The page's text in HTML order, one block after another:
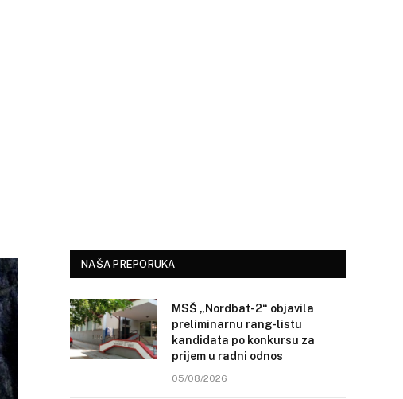
NAŠA PREPORUKA
MSŠ „Nordbat-2“ objavila
preliminarnu rang-listu
kandidata po konkursu za
prijem u radni odnos
05/08/2026